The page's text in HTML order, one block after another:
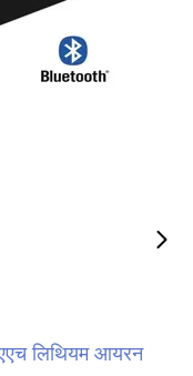
लिथियम आयरन